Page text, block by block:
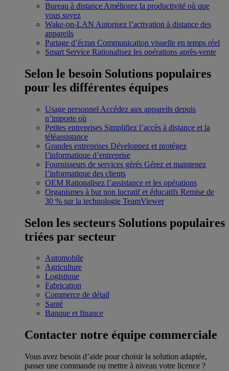
Bureau à distance Améliorez la productivité où que
vous soyez
Wake-on-LAN Autorisez l’activation à distance des
appareils
Partage d’écran Communication visuelle en temps réel
Smart Service Rationalisez les opérations après-vente
Selon le besoin Solutions populaires
pour les différentes équipes
Usage personnel Accédez aux appareils depuis
n’importe où
Petites entreprises Simplifiez l’accès à distance et la
téléassistance
Grandes entreprises Développez et protégez
l’informatique d’entreprise
Fournisseurs de services gérés Gérez et maintenez
l’informatique des clients
OEM Rationalisez l’assistance et les opérations
Organismes à but non lucratif et éducatifs Remise de
30 % sur la technologie TeamViewer
Selon les secteurs Solutions populaires
triées par secteur
Automobile
Agriculture
Logistique
Fabrication
Commerce de détail
Santé
Banque et finance
Contacter notre équipe commerciale
Vous avez besoin d’aide pour choisir la solution adaptée,
passer une commande ou mettre à niveau votre licence ?